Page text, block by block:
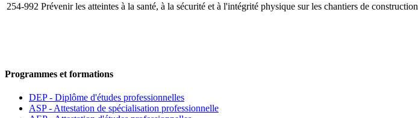
254-992 Prévenir les atteintes à la santé, à la sécurité et à l'intégrité physique sur les chantiers de construction
Programmes et formations
DEP - Diplôme d'études professionnelles
ASP - Attestation de spécialisation professionnelle